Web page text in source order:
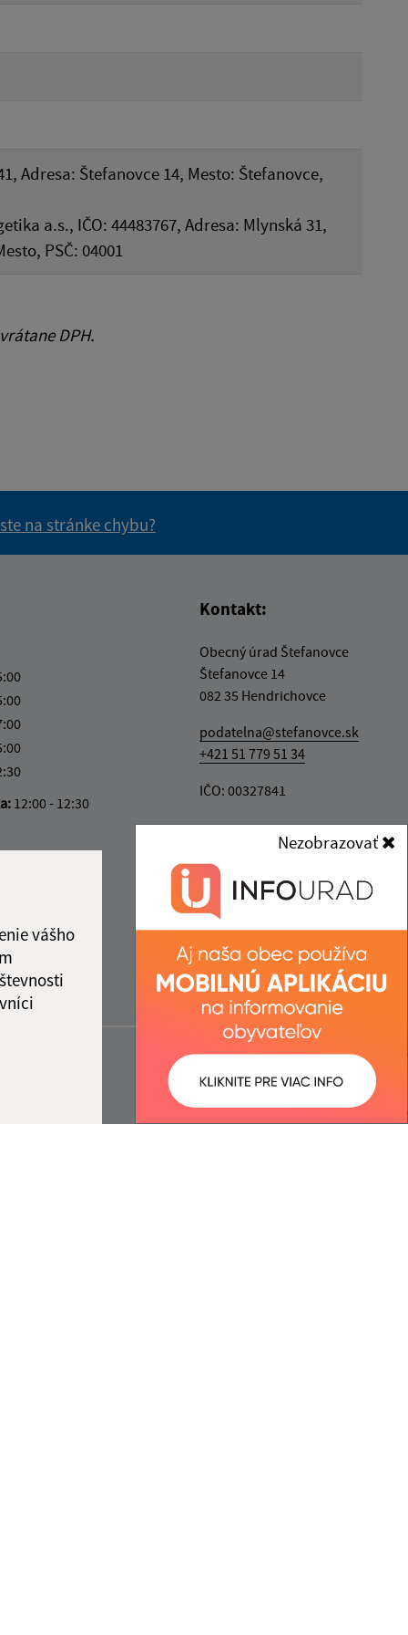
vášho
Nezobrazovať
Adresa: Štefanovce 14, Mesto: Štefanovce,
a.s., IČO: 44483767, Adresa: Mlynská 31,
PSČ: 04001
DPH.
na stránke chybu?
12:00 - 12:30
Kontakt:
Obecný úrad Štefanovce
Štefanovce 14
082 35 Hendrichovce
podatelna@stefanovce.sk
+421 51 779 51 34
IČO: 00327841